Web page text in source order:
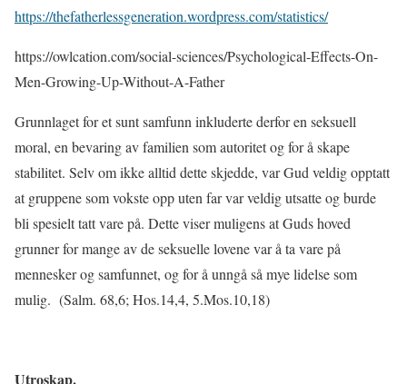
https://thefatherlessgeneration.wordpress.com/statistics/
https://owlcation.com/social-sciences/Psychological-Effects-On-
Men-Growing-Up-Without-A-Father
Grunnlaget for et sunt samfunn inkludertederfor en seksuell
moral, en bevaring av familien som autoritet og for å skape
stabilitet. Selv om ikke alltid dette skjedde, var Gud veldig opptatt
at gruppene som vokste opp uten far var veldig utsatte og burde
bli spesielt tatt vare på. Dette viser muligens at Guds hoved
grunner for mange av de seksuelle lovene var å ta vare på
mennesker og samfunnet, og for å unngå så mye lidelse som
mulig. (Salm. 68,6; Hos.14,4, 5.Mos.10,18)
Utroskap.